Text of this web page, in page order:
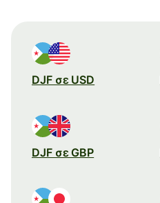
DJF σε USD
DJF σε GBP